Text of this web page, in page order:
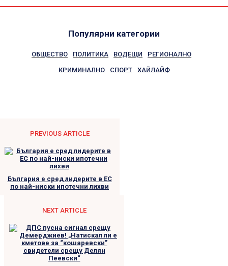
Популярни категории
ОБЩЕСТВО ПОЛИТИКА ВОДЕЩИ РЕГИОНАЛНО
КРИМИНАЛНО СПОРТ ХАЙЛАЙФ
PREVIOUS ARTICLE
България е сред лидерите в ЕС
по най-ниски ипотечни лихви
NEXT ARTICLE